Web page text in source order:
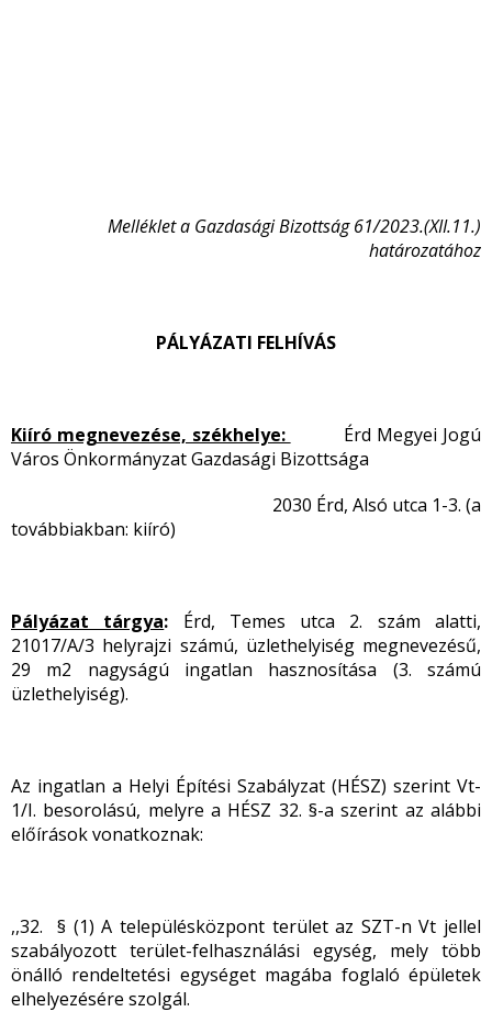
Melléklet a Gazdasági Bizottság 61/2023.(XII.11.)
határozatához
PÁLYÁZATI FELHÍVÁS
Kiíró megnevezése, székhelye:
Érd Megyei Jogú
Város Önkormányzat Gazdasági Bizottsága
2030 Érd, Alsó utca 1-3. (a
továbbiakban: kiíró)
Pályázat tárgya: Érd, Temes utca 2. szám alatti,
21017/A/3 helyrajzi számú, üzlethelyiség megnevezésű,
29 m2 nagyságú ingatlan hasznosítása (3. számú
üzlethelyiség).
Az ingatlan a Helyi Építési Szabályzat (HÉSZ) szerint Vt-
1/I. besorolású, melyre a HÉSZ 32. §-a szerint az alábbi
előírások vonatkoznak:
,,32. § (1) A településközpont terület az SZT-n Vt jellel
szabályozott terület-felhasználási egység, mely több
önálló rendeltetési egységet magába foglaló épületek
elhelyezésére szolgál.